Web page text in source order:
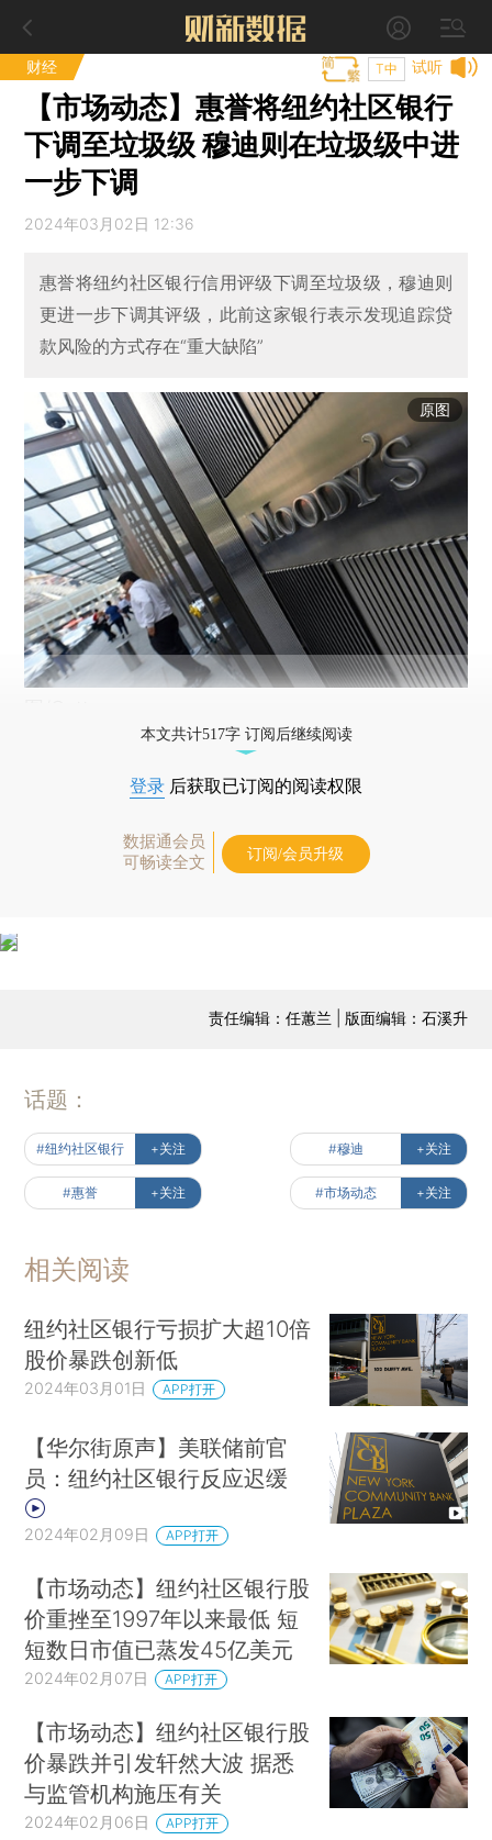
财经 试听
T中
【市场动态】惠誉将纽约社区银行
下调至垃圾级 穆迪则在垃圾级中进
一步下调
2024年03月02日 12:36
惠誉将纽约社区银行信用评级下调至垃圾级，穆迪则
更进一步下调其评级，此前这家银行表示发现追踪贷
款风险的方式存在“重大缺陷”
原图
本文共计517字 订阅后继续阅读
登录 后获取已订阅的阅读权限
数据通会员
可畅读全文
订阅/会员升级
责任编辑：任蕙兰 | 版面编辑：石溪升
话题：
#纽约社区银行 +关注 #穆迪 +关注
#惠誉 +关注 #市场动态 +关注
相关阅读
纽约社区银行亏损扩大超10倍
股价暴跌创新低
2024年03月01日 APP打开
【华尔街原声】美联储前官
员：纽约社区银行反应迟缓
2024年02月09日 APP打开
【市场动态】纽约社区银行股
价重挫至1997年以来最低 短
短数日市值已蒸发45亿美元
2024年02月07日 APP打开
【市场动态】纽约社区银行股
价暴跌并引发轩然大波 据悉
与监管机构施压有关
2024年02月06日 APP打开